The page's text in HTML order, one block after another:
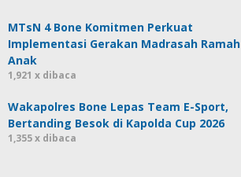
MTsN 4 Bone Komitmen Perkuat
Implementasi Gerakan Madrasah Ramah
Anak
1,921 x dibaca
Wakapolres Bone Lepas Team E-Sport,
Bertanding Besok di Kapolda Cup 2026
1,355 x dibaca